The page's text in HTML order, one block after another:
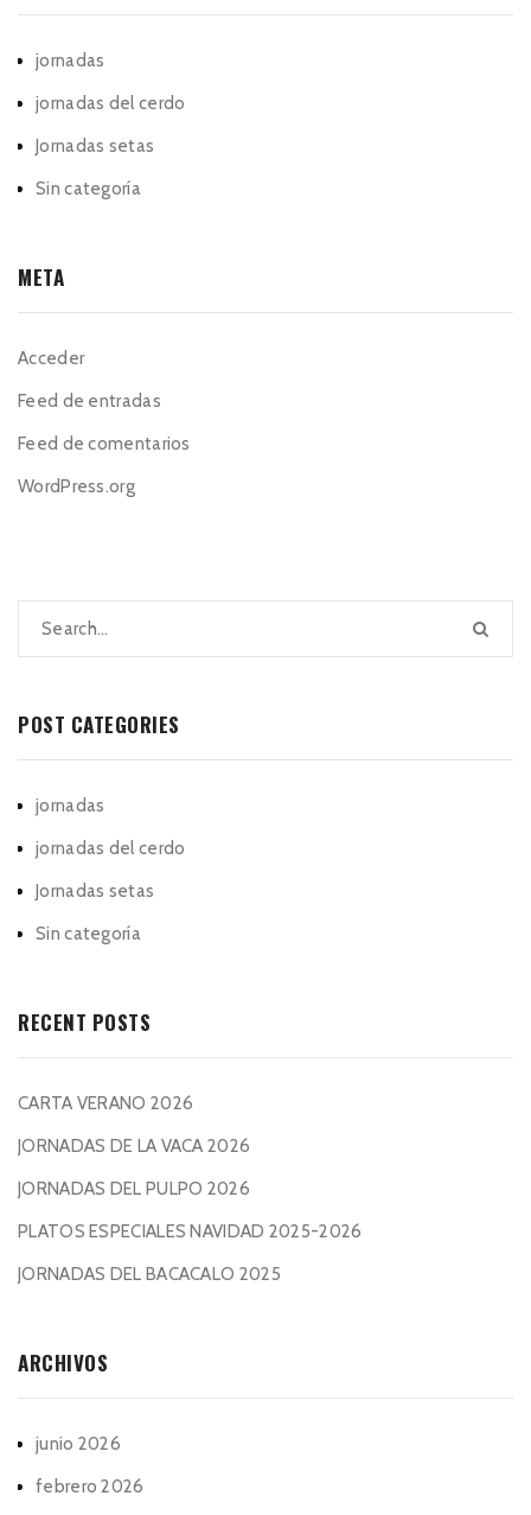
jornadas
jornadas del cerdo
Jornadas setas
Sin categoría
META
Acceder
Feed de entradas
Feed de comentarios
WordPress.org
POST CATEGORIES
jornadas
jornadas del cerdo
Jornadas setas
Sin categoría
RECENT POSTS
CARTA VERANO 2026
JORNADAS DE LA VACA 2026
JORNADAS DEL PULPO 2026
PLATOS ESPECIALES NAVIDAD 2025-2026
JORNADAS DEL BACACALO 2025
ARCHIVOS
junio 2026
febrero 2026